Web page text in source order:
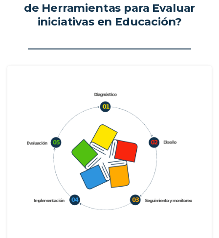
de Herramientas para Evaluar
iniciativas en Educación?